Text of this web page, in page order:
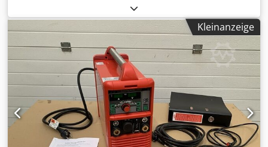
Schweißgleichrichter, Handregler -Hersteller: Fronius,
Fernbedienung RCU5000i .: 4,046,098 -Spannung: U1 24 V -
Abmessungen: 180/260/H50 mm Dkodpfx Alogrlppedor -
Gewicht: 1,5 kg
Kleinanzeige